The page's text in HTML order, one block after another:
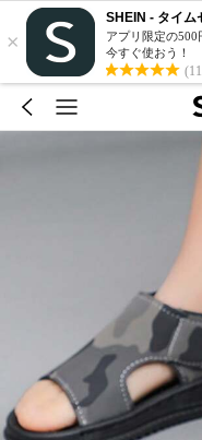
×
SHEIN - タイム
アプリ限定の500
今すぐ使おう！